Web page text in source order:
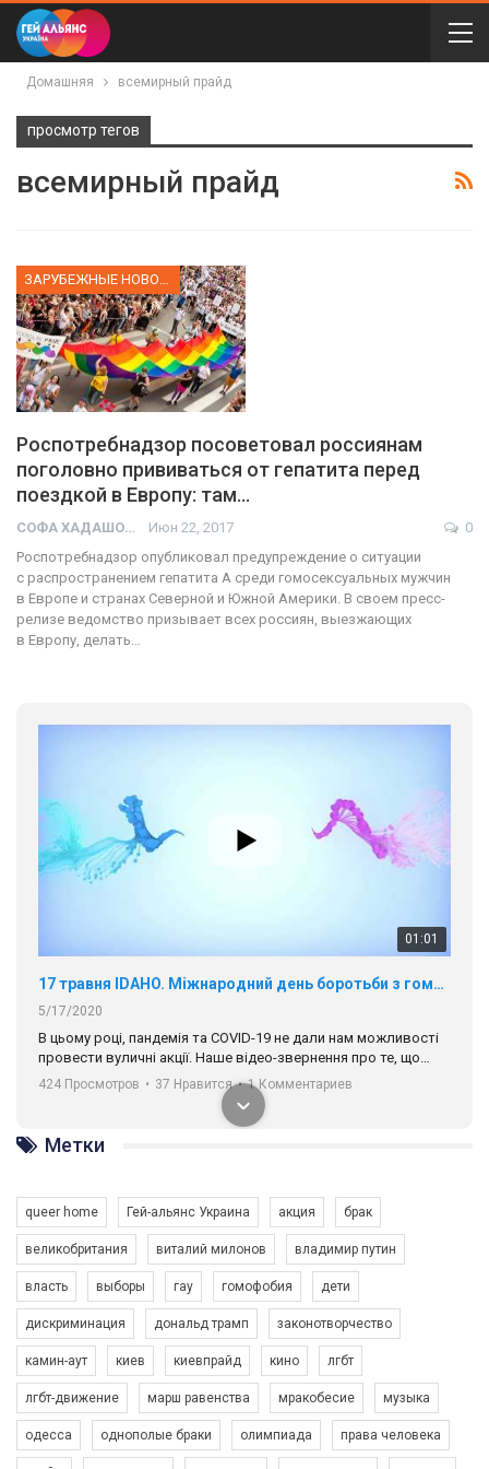
Домашняя всемирный прайд
просмотр тегов
всемирный прайд
Роспотребнадзор посоветовал россиянам
поголовно прививаться от гепатита перед
поездкой в Европу: там…
СОФА ХАДАШОТ Июн 22, 2017
0
Роспотребнадзор опубликовал предупреждение о ситуации
с распространением гепатита А среди гомосексуальных мужчин
в Европе и странах Северной и Южной Америки. В своем пресс-
релизе ведомство призывает всех россиян, выезжающих
в Европу, делать…
01:01
17 травня IDAHO. Міжнародний день боротьби з гомофобією трансфобією і біфобія.
5/17/2020
В цьому році, пандемія та COVІD-19 не дали нам можливості
провести вуличні акції. Наше відео-звернення про те, що
навіть коли ми у різних містах та не можемо зустрінеться, ми
разом. Ми закликаємо всіх хто поділяє цінності рівності та
солідарності, приєднатися до нас. Регіональні підрозділи
ГАУ є в 16 областях України.
Разом наш голос лунає гучніше!
424 Просмотров • 37 Нравится • 1 Комментариев
Зупинимо насильство проти ЛГБТ в Україні! Stop violence against LGBT in Ukraine!
6/30/2017
Емоційний та вражаючий промо-ролік на конкурс PACT, який
Метки
queer home Гей-альянс Украина акция брак
великобритания виталий милонов владимир путин
власть выборы гау гомофобия дети
дискриминация дональд трамп законотворчество
камин-аут киев киевпрайд кино лгбт
лгбт-движение марш равенства мракобесие музыка
одесса однополые браки олимпиада права человека